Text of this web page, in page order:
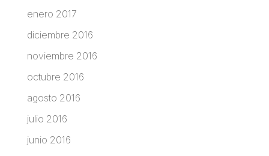
enero 2017
diciembre 2016
noviembre 2016
octubre 2016
agosto 2016
julio 2016
junio 2016